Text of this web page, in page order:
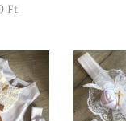
FtÁrtartomány:
12500 Ft